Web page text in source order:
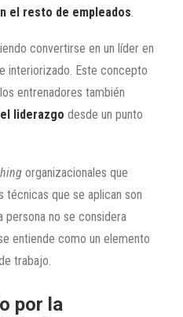
el resto de empleados.
convertirse en un líder en
interiorizado. Este concepto
entrenadores también
liderazgo desde un punto
organizacionales que
técnicas que se aplican son
persona no se considera
entiende como un elemento
trabajo.
por la